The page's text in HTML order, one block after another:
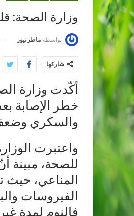
وزارة الصحة:
بواسطة ماطر نيوز
شاركها
أكّدت وزارة
خطر الإصابة
والسكري
واعتبرت
المناعي،
الفيروسات
فالنوم لمدة